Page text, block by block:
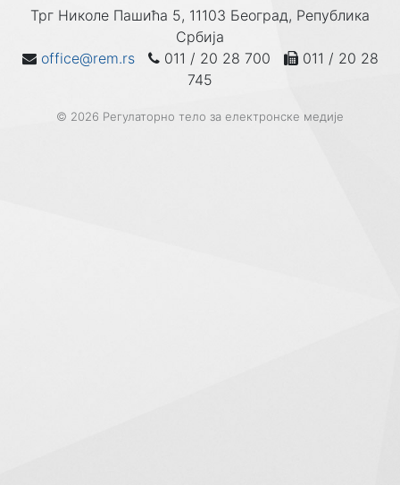
Трг Николе Пашића 5, 11103 Београд, Република
Србија
office@rem.rs
011 / 20 28 700
011 / 20 28
745
© 2026 Регулаторно тело за електронске медије